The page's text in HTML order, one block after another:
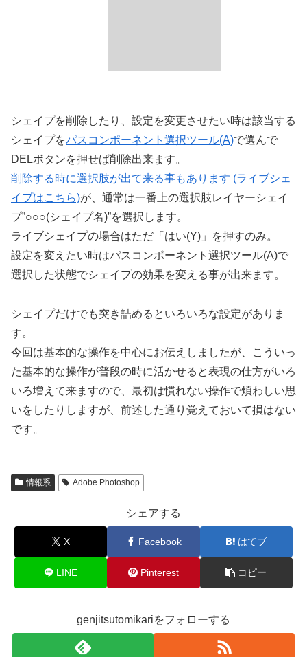
シェイプを削除したり、設定を変更させたい時は該当する
シェイプをパスコンポーネント選択ツール(A)で選んで
DELボタンを押せば削除出来ます。
削除する時に選択肢が出て来る事もあります (ライブシェ
イプはこちら)が、通常は一番上の選択肢レイヤーシェイ
プ”○○○(シェイプ名)”を選択します。
ライブシェイプの場合はただ「はい(Y)」を押すのみ。
設定を変えたい時はパスコンポーネント選択ツール(A)で
選択した状態でシェイプの効果を変える事が出来ます。
シェイプだけでも突き詰めるといろいろな設定がありま
す。
今回は基本的な操作を中心にお伝えしましたが、こういっ
た基本的な操作が普段の時に活かせると表現の仕方がいろ
いろ増えて来ますので、最初は慣れない操作で煩わしい思
いをしたりしますが、前述した通り覚えておいて損はない
です。
情報系 Adobe Photoshop
シェアする
X Facebook はてブ
LINE Pinterest コピー
genjitsutomikariをフォローする